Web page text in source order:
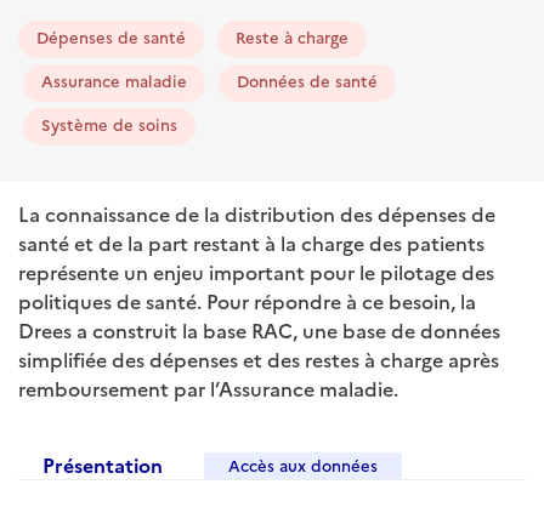
Dépenses de santé
Reste à charge
Assurance maladie
Données de santé
Système de soins
La connaissance de la distribution des dépenses de
santé et de la part restant à la charge des patients
représente un enjeu important pour le pilotage des
politiques de santé. Pour répondre à ce besoin, la
Drees a construit la base RAC, une base de données
simplifiée des dépenses et des restes à charge après
remboursement par l’Assurance maladie.
Présentation Accès aux données